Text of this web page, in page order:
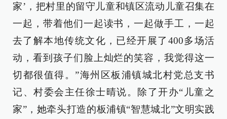
家’，把村里的留守儿童和镇区流动儿童召集在
一起，带着他们一起读书，一起做手工，一起
去了解本地传统文化，已经开展了400多场活
动，看到孩子们脸上灿烂的笑容，我觉得这一
切都很值得。”海州区板浦镇城北村党总支书
记、村委会主任徐士晴说。除了开办“儿童之
家”，她牵头打造的板浦镇“智慧城北”文明实践